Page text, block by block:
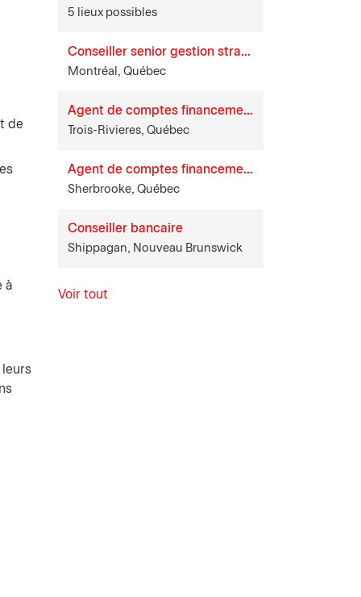
de
à
leurs
5 lieux possibles
Conseiller senior gestion stratégique des fournisseurs
Montréal, Québec
Agent de comptes financement
Trois-Rivieres, Québec
Agent de comptes financement
Sherbrooke, Québec
Conseiller bancaire
Shippagan, Nouveau Brunswick
Voir tout